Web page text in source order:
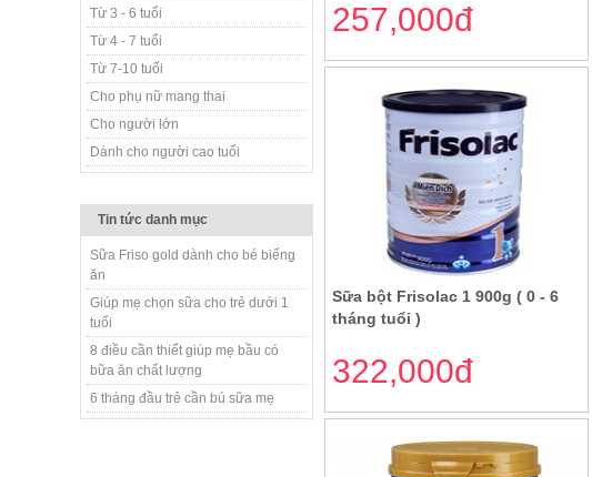
Từ 3 - 6 tuổi
Từ 4 - 7 tuổi
Từ 7-10 tuổi
Cho phụ nữ mang thai
Cho người lớn
Dành cho người cao tuổi
Tin tức danh mục
Sữa Friso gold dành cho bé biếng
ăn
Giúp mẹ chọn sữa cho trẻ dưới 1
tuổi
8 điều cần thiết giúp mẹ bầu có
bữa ăn chất lượng
6 tháng đầu trẻ cần bú sữa mẹ
257,000đ
Sữa bột Frisolac 1 900g ( 0 - 6
tháng tuổi )
322,000đ